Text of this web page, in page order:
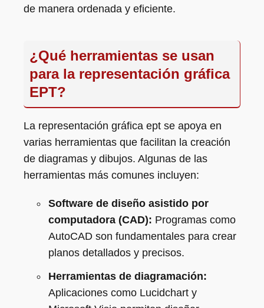
de manera ordenada y eficiente.
¿Qué herramientas se usan
para la representación gráfica
EPT?
La representación gráfica ept se apoya en
varias herramientas que facilitan la creación
de diagramas y dibujos. Algunas de las
herramientas más comunes incluyen:
Software de diseño asistido por
computadora (CAD): Programas como
AutoCAD son fundamentales para crear
planos detallados y precisos.
Herramientas de diagramación:
Aplicaciones como Lucidchart y